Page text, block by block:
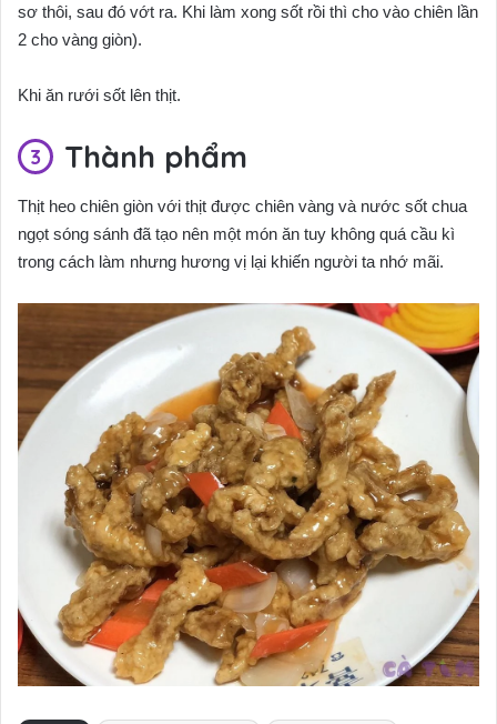
sơ thôi, sau đó vớt ra. Khi làm xong sốt rồi thì cho vào chiên lần
2 cho vàng giòn).
Khi ăn rưới sốt lên thịt.
Thành phẩm
Thịt heo chiên giòn với thịt được chiên vàng và nước sốt chua
ngọt sóng sánh đã tạo nên một món ăn tuy không quá cầu kì
trong cách làm nhưng hương vị lại khiến người ta nhớ mãi.